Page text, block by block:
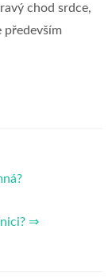
chod srdce,
především
⇒